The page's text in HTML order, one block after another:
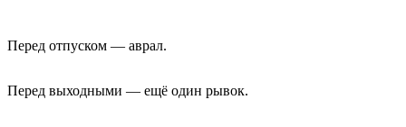
Перед отпуском — аврал.
Перед выходными — ещё один рывок.